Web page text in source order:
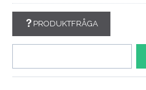
PRODUKTFRÅGA